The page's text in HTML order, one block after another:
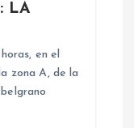
LA
en el
zona A, de la